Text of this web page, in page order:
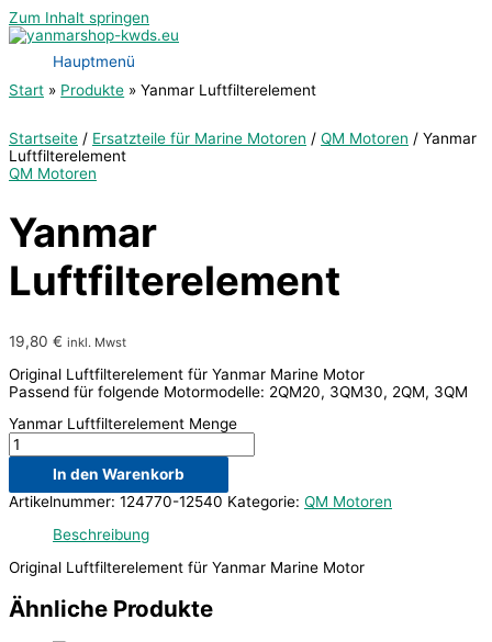
Zum Inhalt springen
Hauptmenü
Start
Produkte Yanmar Luftfilterelement
Startseite / Ersatzteile für Marine Motoren / QM Motoren / Yanmar
Luftfilterelement
QM Motoren
Yanmar
Luftfilterelement
19,80 € inkl. Mwst
Original Luftfilterelement für Yanmar Marine Motor
Passend für folgende Motormodelle: 2QM20, 3QM30, 2QM, 3QM
Yanmar Luftfilterelement Menge
In den Warenkorb
Artikelnummer: 124770-12540 Kategorie: QM Motoren
Beschreibung
Original Luftfilterelement für Yanmar Marine Motor
Ähnliche Produkte